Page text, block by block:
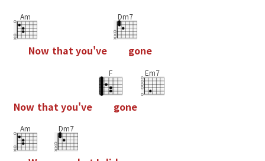
Am
Now thatyou've
Dm7
gone
Now thatyou've
F
gone
Em7
Am Dm7